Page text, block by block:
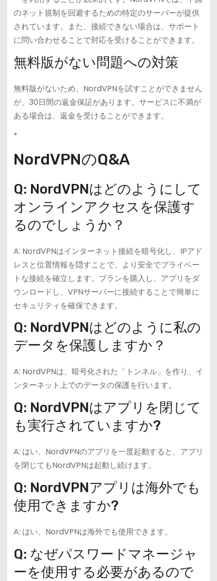
のネット規制を回避するための特定のサーバーが提供
されています。また、接続できない場合は、サポート
に問い合わせることで対応を受けることができます。
無料版がない問題への対策
無料版がないため、NordVPNを試すことができません
が、30日間の返金保証があります。サービスに不満が
ある場合は、返金を受けることができます。
*
NordVPNのQ&A
Q: NordVPNはどのようにして
オンラインアクセスを保護す
るのでしょうか？
A: NordVPNはインターネット接続を暗号化し、IPアド
レスと位置情報を隠すことで、より安全でプライベー
トな接続を確立します。プランを購入し、アプリをダ
ウンロードし、VPNサーバーに接続することで簡単に
セキュリティを確保できます。
Q: NordVPNはどのように私の
データを保護しますか？
A: NordVPNは、暗号化された「トンネル」を作り、イ
ンターネット上でのデータの保護を行います。
Q: NordVPNはアプリを閉じて
も実行されていますか?
A: はい、NordVPNのアプリを一度起動すると、アプリ
を閉じてもNordVPNは起動し続けます。
Q: NordVPNアプリは海外でも
使用できますか?
A: はい、NordVPNは海外でも使用できます。
Q: なぜパスワードマネージャ
ーを使用する必要があるので